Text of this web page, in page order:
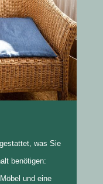
was Sie
benötigen:
und eine